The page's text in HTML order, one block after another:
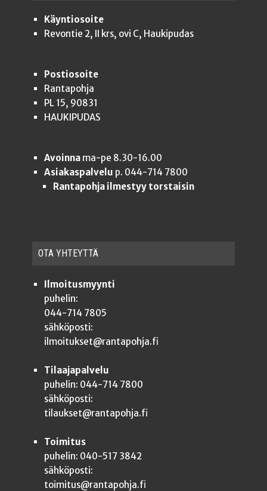
Käyntiosoite
Revontie 2, II krs, ovi C, Haukipudas
Postiosoite
Rantapohja
PL 15, 90831
HAUKIPUDAS
Avoinnama-pe 8.30-16.00
Asiakaspalvelu p. 044-714 7800
Rantapohja ilmestyy torstaisin
OTA YHTEYT­TÄ
Ilmoitusmyynti
puhelin:
044-714 7805
sähköposti:
ilmoitukset@rantapohja.fi
Tilaajapalvelu
puhelin: 044-714 7800
sähköposti:
tilaukset@rantapohja.fi
Toimitus
puhelin: 040-517 3842
sähköposti:
toimitus@rantapohja.fi